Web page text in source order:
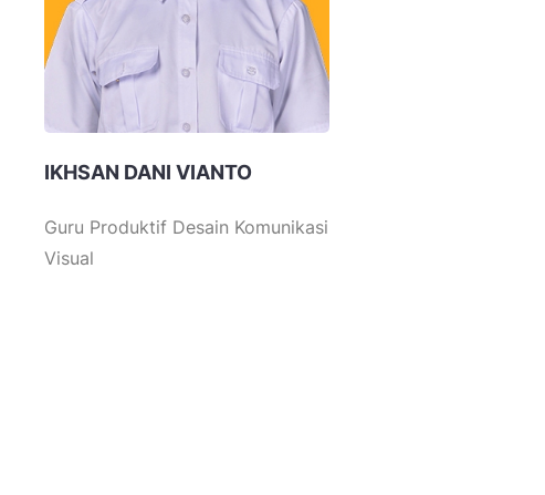
IKHSAN DANI VIANTO
Guru Produktif Desain Komunikasi
Visual